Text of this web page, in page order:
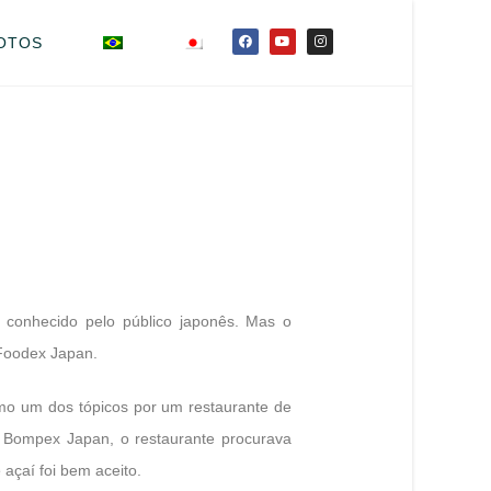
pelo público japonês. Mas o
Japan.
um dos tópicos por um restaurante de
Japan, o restaurante procurava
foi bem aceito.